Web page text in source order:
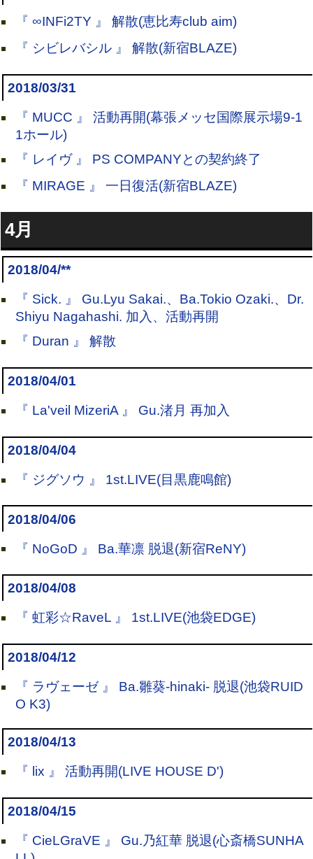
『 ∞INFi2TY 』 解散(恵比寿club aim)
『 シビレバシル 』 解散(新宿BLAZE)
2018/03/31
『 MUCC 』 活動再開(幕張メッセ国際展示場9-1
1ホール)
『 レイヴ 』 PS COMPANYとの契約終了
『 MIRAGE 』 一日復活(新宿BLAZE)
4月
2018/04/**
『 Sick. 』 Gu.Lyu Sakai.、Ba.Tokio Ozaki.、Dr.
Shiyu Nagahashi. 加入、活動再開
『 Duran 』 解散
2018/04/01
『 La'veil MizeriA 』 Gu.渚月 再加入
2018/04/04
『 ジグソウ 』 1st.LIVE(目黒鹿鳴館)
2018/04/06
『 NoGoD 』 Ba.華凛 脱退(新宿ReNY)
2018/04/08
『 虹彩☆RaveL 』 1st.LIVE(池袋EDGE)
2018/04/12
『 ラヴェーゼ 』 Ba.雛葵-hinaki- 脱退(池袋RUID
O K3)
2018/04/13
『 lix 』 活動再開(LIVE HOUSE D')
2018/04/15
『 CieLGraVE 』 Gu.乃紅華 脱退(心斎橋SUNHA